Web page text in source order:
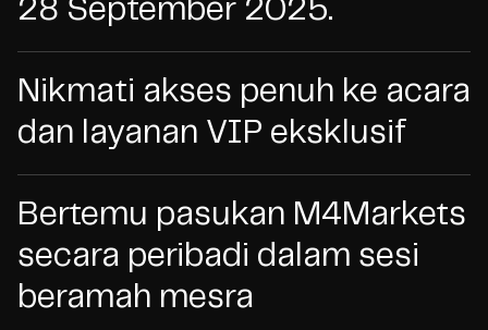
28 September 2025.
Nikmati akses penuh ke acara
dan layanan VIP eksklusif
Bertemu pasukan M4Markets
secara peribadi dalam sesi
beramah mesra